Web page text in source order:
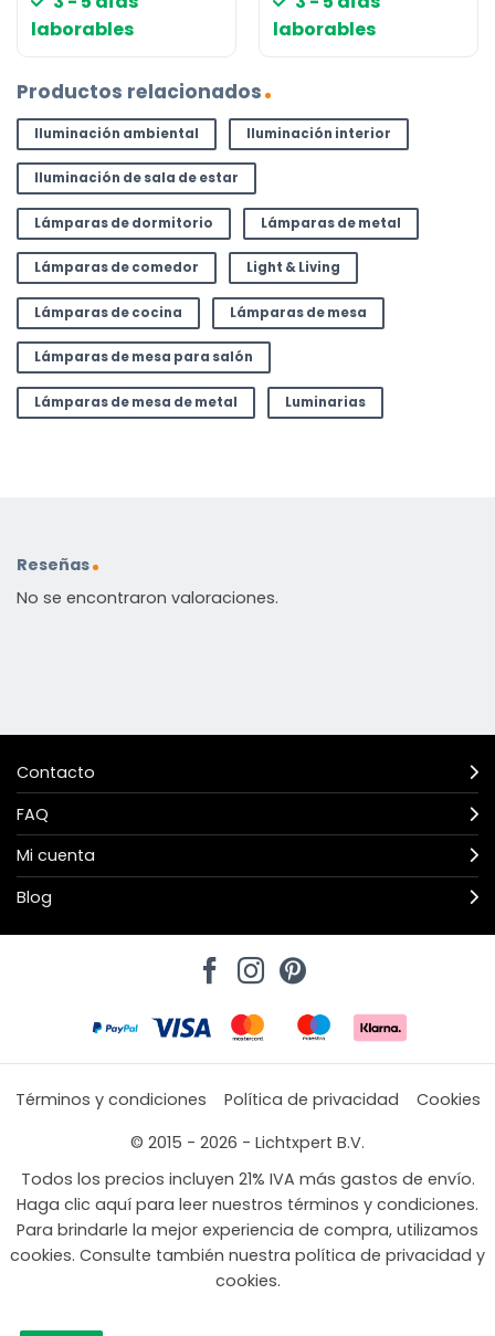
laborables
laborables
Productos relacionados
Iluminación ambiental Iluminación interior
Iluminación de sala de estar
Lámparas de dormitorio Lámparas de metal
Lámparas de comedor Light & Living
Lámparas de cocina Lámparas de mesa
Lámparas de mesa para salón
Lámparas de mesa de metal Luminarias
Reseñas
No se encontraron valoraciones.
Contacto
FAQ
Mi cuenta
Blog
Términos y condiciones Política de privacidad
Cookies
© 2015 - 2026 - Lichtxpert B.V.
Todos los precios incluyen 21% IVA más gastos de envío.
Haga clic aquí para leer nuestros términos y condiciones.
Para brindarle la mejor experiencia de compra, utilizamos
cookies. Consulte también nuestra política de privacidad y
cookies.